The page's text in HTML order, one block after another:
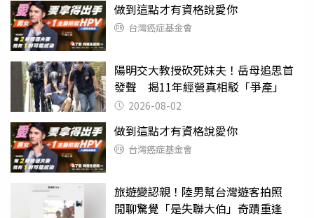
做到這點才有資格說愛你
台灣癌症基金會
陽明交大教授砍死妹夫！岳母追思首
發聲 揭11年經營真相駁「爭產」
2026-08-02
做到這點才有資格說愛你
台灣癌症基金會
旅遊變認親！陸男幫台灣遊客拍照
閒聊驚覺「是失聯大伯」奇蹟重逢